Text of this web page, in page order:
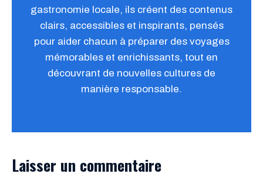
gastronomie locale, ils créent des contenus
clairs, accessibles et inspirants, pensés
pour aider chacun à préparer des voyages
mémorables et enrichissants, tout en
découvrant de nouvelles cultures de
manière responsable.
Laisser un commentaire